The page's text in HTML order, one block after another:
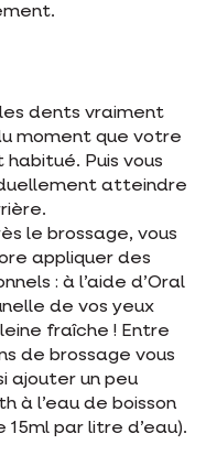
dents vraiment
moment que votre
habitué. Puis vous
atteindre
le brossage, vous
appliquer des
: à l’aide d’Oral
de vos yeux
fraîche ! Entre
de brossage vous
ajouter un peu
à l’eau de boisson
15ml par litre d’eau).